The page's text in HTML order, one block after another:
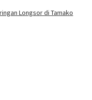
Longsor di Tamako